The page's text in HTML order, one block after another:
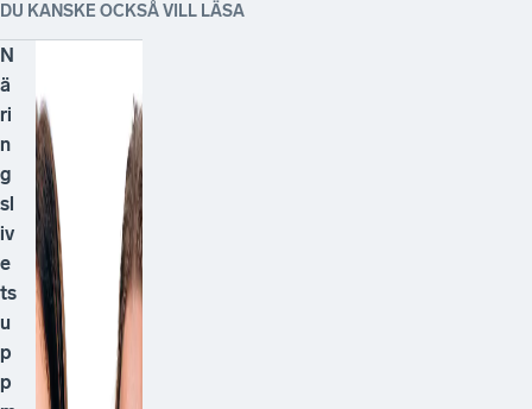
DU KANSKE OCKSÅ VILL LÄSA
N
ä
ri
n
g
sl
iv
e
ts
u
p
p